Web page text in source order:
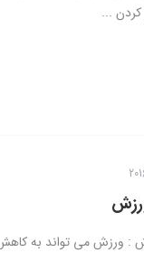
کردن ...
ورزش می تواند به کاهش